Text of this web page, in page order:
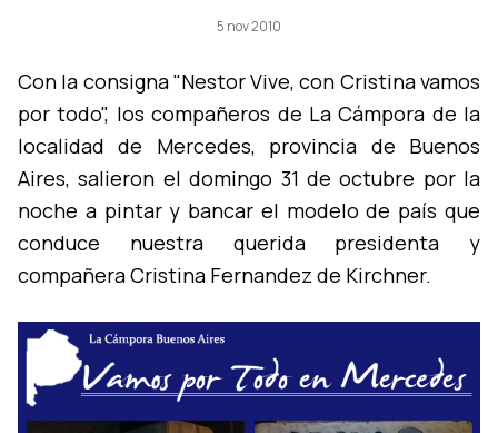
5 nov 2010
Con la consigna "Nestor Vive, con Cristina vamos
por todo", los compañeros de La Cámpora de la
localidad de Mercedes, provincia de Buenos
Aires, salieron el domingo 31 de octubre por la
noche a pintar y bancar el modelo de paí­s que
conduce nuestra querida presidenta y
compañera Cristina Fernandez de Kirchner.